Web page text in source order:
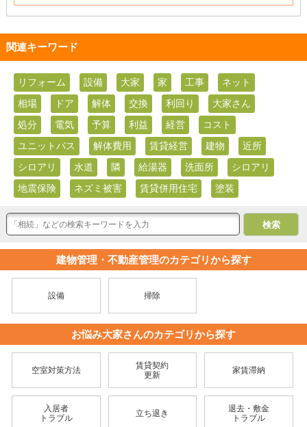
関連キーワード
リフォーム 設備 大家 家 工事
ネット
相場
ドア 解体 交換 利回り
大家さん
処分
電気 予算 利益 経営
コスト
ユニットバス
解体費用 賃貸経営 建物
近所
シロアリ
水道 隣 給湯器 洗面所
シロアリ
地震保険
ネズミ被害 賃貸併用住宅 塗装
建物管理・不動産管理のカテゴリから探す
設備 掃除
お悩み大家さんのカテゴリから探す
空室対策方法
賃貸契約
更新
家賃滞納
入居者
トラブル
立ち退き
退去・敷金
トラブル